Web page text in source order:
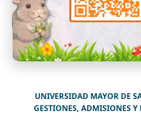
UNIVERSIDAD MAYOR DE
GESTIONES, ADMISIONES Y